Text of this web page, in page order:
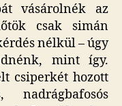
vásárolnék az
csak simán
nélkül – úgy
mint így.
csiperkét hozott